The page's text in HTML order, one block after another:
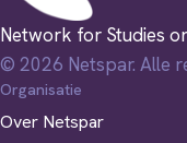
Network for Studies
© 2026 Netspar. Alle
Organisatie
Over Netspar